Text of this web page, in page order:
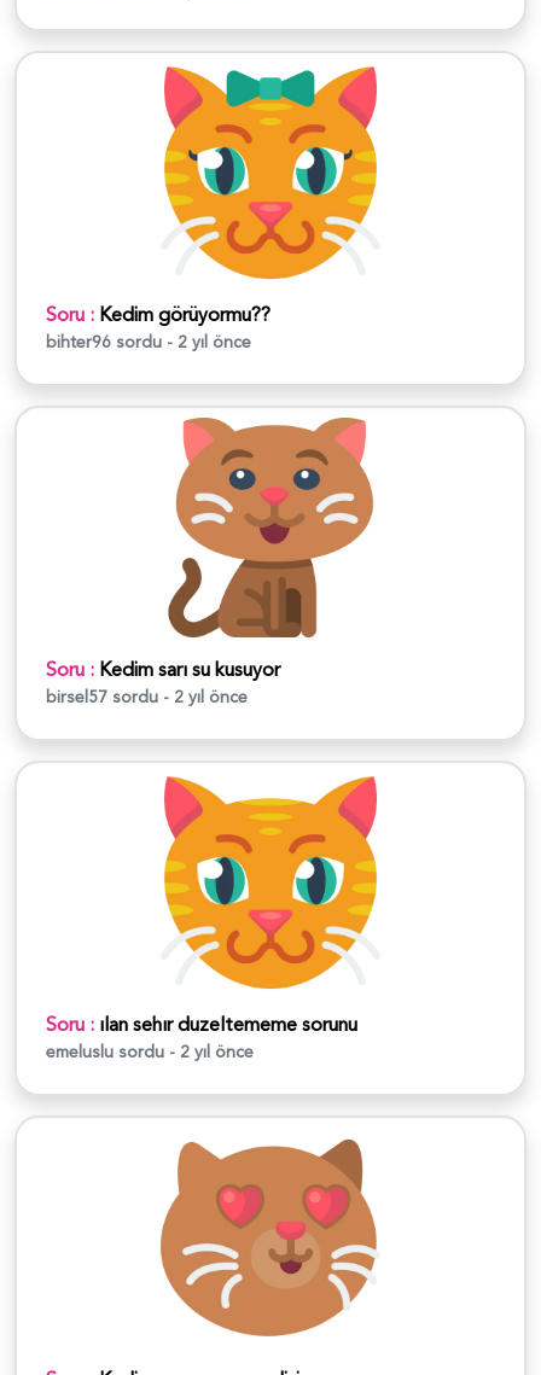
Soru : Kedim görüyormu??
bihter96 sordu - 2 yıl önce
Soru : Kedim sarı su kusuyor
birsel57 sordu - 2 yıl önce
Soru : ılan sehır duzeltememe sorunu
emeluslu sordu - 2 yıl önce